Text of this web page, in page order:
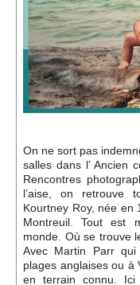
On ne sort pas
salles dans l’ Ancien
Rencontres
l’aise, on retrouve
Kourtney Roy, née en
Montreuil. Tout est
monde. Où se trouve
Avec Martin Parr
plages anglaises ou à
en terrain connu. Ici